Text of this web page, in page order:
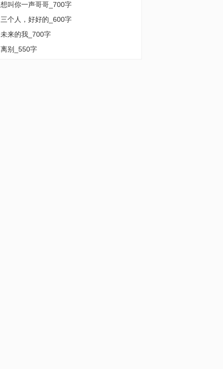
想叫你一声哥哥_700字
三个人，好好的_600字
未来的我_700字
离别_550字